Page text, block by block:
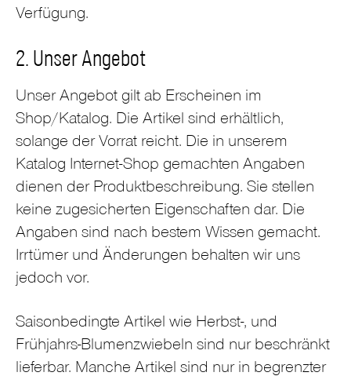
Verfügung.
2. Unser Angebot
Unser Angebot gilt ab Erscheinen im
Shop/Katalog. Die Artikel sind erhältlich,
solange der Vorrat reicht. Die in unserem
Katalog Internet-Shop gemachten Angaben
dienen der Produktbeschreibung. Sie stellen
keine zugesicherten Eigenschaften dar. Die
Angaben sind nach bestem Wissen gemacht.
Irrtümer und Änderungen behalten wir uns
jedoch vor.
Saisonbedingte Artikel wie Herbst-, und
Frühjahrs-Blumenzwiebeln sind nur beschränkt
lieferbar. Manche Artikel sind nur in begrenzter